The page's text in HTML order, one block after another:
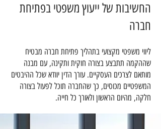
החשיבות של ייעוץ משפטי בפתיחת
חברה
ליווי משפטי מקצועי בתהליך פתיחת חברה מבטיח
שההקמה תתבצע בצורה חוקית ותקינה, עם מבנה
מותאם לצרכים העסקיים. עורך הדין יוודא שכל ההיבטים
המשפטיים מכוסים, כך שהחברה תוכל לפעול בצורה
חלקה, מהיום הראשון ולאורך כל חייה.